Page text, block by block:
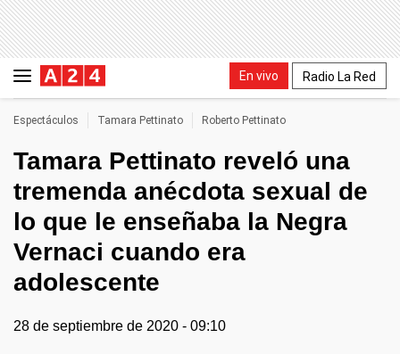
En vivo Radio La Red
Espectáculos Tamara Pettinato Roberto Pettinato
Tamara Pettinato reveló una
tremenda anécdota sexual de
lo que le enseñaba la Negra
Vernaci cuando era
adolescente
28 de septiembre de 2020 - 09:10